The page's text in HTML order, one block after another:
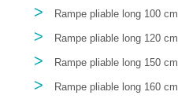
> Rampe pliable long 100 cm
> Rampe pliable long 120 cm
> Rampe pliable long 150 cm
> Rampe pliable long 160 cm